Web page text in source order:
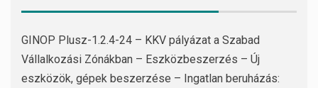
GINOP Plusz-1.2.4-24 – KKV pályázat a Szabad
Vállalkozási Zónákban – Eszközbeszerzés – Új
eszközök, gépek beszerzése – Ingatlan beruházás: